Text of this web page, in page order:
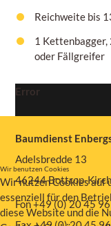
Reichweite bis
1
oder Fällgreifer
Error
Baumdienst
Adelsbredde 13
46244 Bottrop-
Fon +49 (0) 20 45
Wir benutzen Cookies
Wir nutzen Cookies auf
essenziell für den
diese Website und die